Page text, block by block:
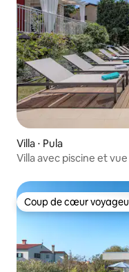
Villa ⋅ Pula
Villa avec piscine et
Coup de cœur
Coup de cœur